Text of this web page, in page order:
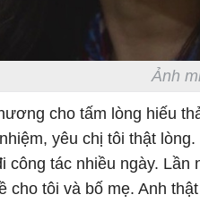
Ảnh
cho tấm lòng hiếu
yêu chị tôi thật
công tác nhiều ngày. Lần
cho tôi và bố mẹ. Anh